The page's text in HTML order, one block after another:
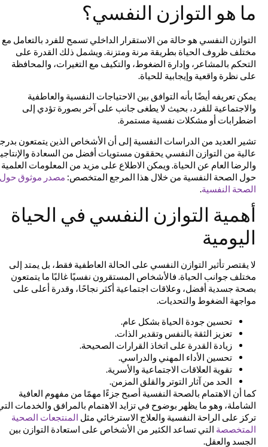
ما هو التوازن النفسي؟
التوازن النفسي هو حالة من الاستقرار الداخلي تسمح للفرد بالتعامل مع
مختلف ظروف الحياة بطريقة مرنة ومتزنة. ويشمل ذلك القدرة على
التحكم بالمشاعر، وإدارة الضغوط، والتكيف مع التغيرات، والمحافظة
على نظرة واقعية وإيجابية للحياة.
يمكن تعريفه أيضًا بأنه التوافق بين الاحتياجات النفسية والعاطفية
والاجتماعية للفرد، بحيث لا يطغى جانب على آخر بصورة تؤدي إلى
اضطرابات أو مشكلات نفسية مستمرة.
تشير العديد من الدراسات النفسية إلى أن الأشخاص الذين يتمتعون بدرجة
عالية من التوازن النفسي يحققون مستويات أفضل من السعادة والإنتاجية
والرضا العام عن الحياة. ويمكن الاطلاع على مزيد من المعلومات العلمية
حول الصحة النفسية من خلال هذا المرجع المتخصص:مصدر موثوق حول
الصحة النفسية.
أهمية التوازن النفسي في الحياة
اليومية
لا يقتصر تأثير التوازن النفسي على الحالة العاطفية فقط، بل يمتد إلى
مختلف جوانب الحياة. فالأشخاص المستقرون نفسيًا غالبًا ما يتمتعون
بصحة جسدية أفضل، وعلاقات اجتماعية أكثر نجاحًا، وقدرة أعلى على
مواجهة الضغوط والتحديات.
تحسين جودة الحياة بشكل عام.
تعزيز الثقة بالنفس وتقدير الذات.
زيادة القدرة على اتخاذ القرارات الصحيحة.
تحسين الأداء المهني والدراسي.
تقوية العلاقات الاجتماعية والأسرية.
الحد من آثار التوتر والقلق المزمن.
كما أن الاهتمام بالصحة النفسية أصبح جزءًا مهمًا من مفهوم العافية
الشاملة، وهو ما يظهر بوضوح في تزايد الاهتمام بالمرافق والخدمات التي
تركز على الراحة النفسية والعلاج الاسترخائي مثلالمنتجعات الصحية
المتخصصةالتي تساعد الكثير من الأشخاص على استعادة التوازن بين
الجسد والعقل.